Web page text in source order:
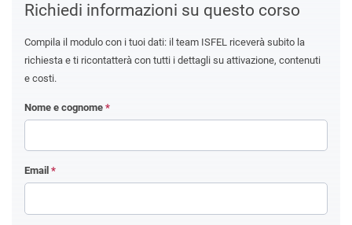
Richiedi informazioni su questo corso
Compila il modulo con i tuoi dati: il team ISFEL riceverà subito la
richiesta e ti ricontatterà con tutti i dettagli su attivazione, contenuti
e costi.
Nome e cognome *
Email *